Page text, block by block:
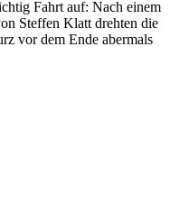
Fahrt auf: Nach einem
Steffen Klatt drehten die
vor dem Ende abermals